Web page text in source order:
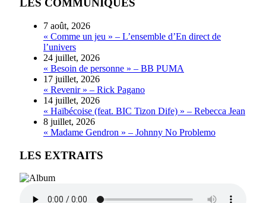
LES COMMUNIQUÉS
7 août, 2026
« Comme un jeu » – L’ensemble d’En direct de
l’univers
24 juillet, 2026
« Besoin de personne » – BB PUMA
17 juillet, 2026
« Revenir » – Rick Pagano
14 juillet, 2026
« Haïbécoise (feat. BIC Tizon Dife) » – Rebecca Jean
8 juillet, 2026
« Madame Gendron » – Johnny No Problemo
LES EXTRAITS